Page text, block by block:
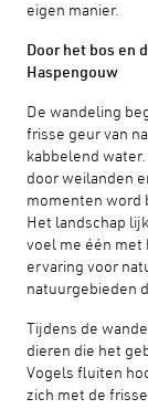
eigen manier.
Door het bos en
Haspengouw
De wandeling
frisse geur van
kabbelend
door weilanden
momenten word
Het landschap
voel me één met
ervaring voor
natuurgebieden
Tijdens de
dieren die het
Vogels fluiten
zich met de